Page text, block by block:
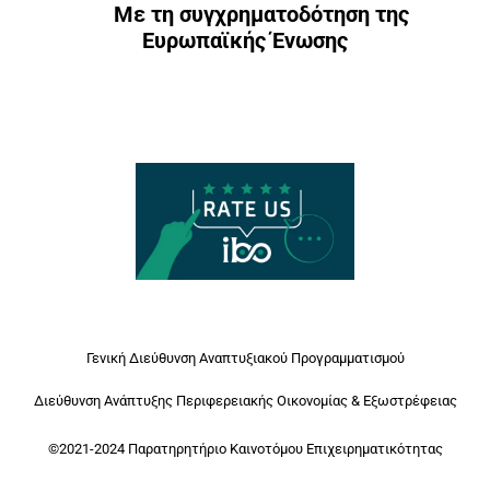
Με τη συγχρηματοδότηση της
Ευρωπαϊκής Ένωσης
Γενική Διεύθυνση Αναπτυξιακού Προγραμματισμού
Διεύθυνση Ανάπτυξης Περιφερειακής Οικονομίας & Εξωστρέφειας
©2021-2024 Παρατηρητήριο Καινοτόμου Επιχειρηματικότητας